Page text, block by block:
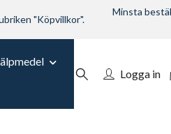
"Köpvillkor".
Minsta
Logga in